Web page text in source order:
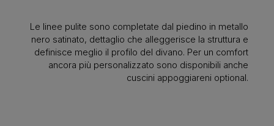
Le linee pulite sono completate dal piedino in metallo
nero satinato, dettaglio che alleggerisce la struttura e
definisce meglio il profilo del divano. Per un comfort
ancora più personalizzato sono disponibili anche
cuscini appoggiareni optional.